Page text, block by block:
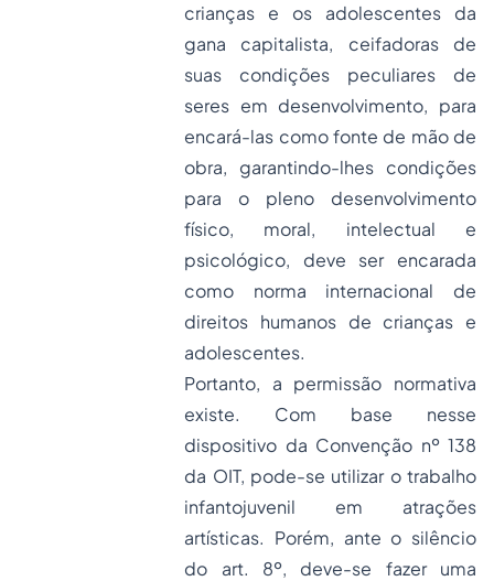
crianças e os adolescentes da
gana capitalista, ceifadoras de
suas condições peculiares de
seres em desenvolvimento, para
encará-las como fonte de mão de
obra, garantindo-lhes condições
para o pleno desenvolvimento
físico, moral, intelectual e
psicológico, deve ser encarada
como norma internacional de
direitos humanos de crianças e
adolescentes.
Portanto, a permissão normativa
existe. Com base nesse
dispositivo da Convenção nº 138
da OIT, pode-se utilizar o trabalho
infantojuvenil em atrações
artísticas. Porém, ante o silêncio
do art. 8º, deve-se fazer uma